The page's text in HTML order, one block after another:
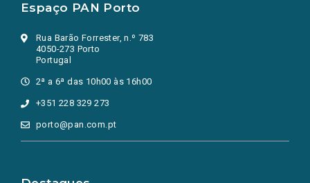
Espaço PAN Porto
Rua Barão Forrester, n.º 783
4050-273 Porto
Portugal
2ª a 6ª das 10h00 às 16h00
+351 228 329 273
porto@pan.com.pt